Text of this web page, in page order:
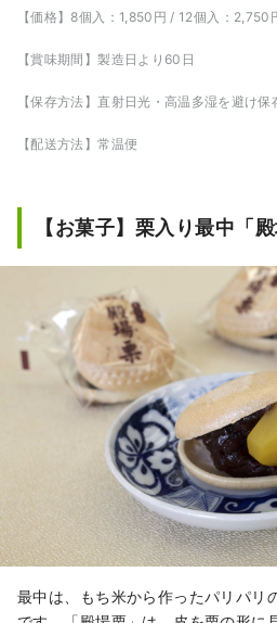
【価格】8個入：1,850円 / 12個入：2,750
【賞味期間】製造日より60日
【保存方法】直射日光・高温多湿を避け保
【配送方法】常温便
【お菓子】栗入り最中「殿
最中は、もち米から作ったパリパリ